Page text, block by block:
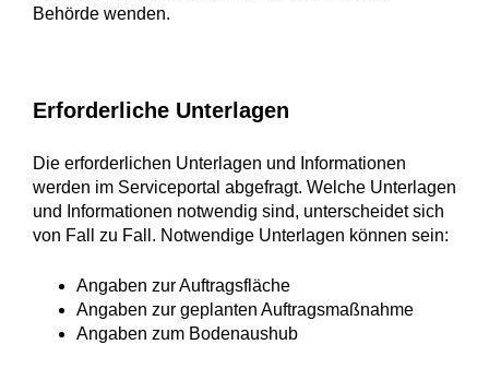
Behörde wenden.
Erforderliche Unterlagen
Die erforderlichen Unterlagen und Informationen
werden im Serviceportal abgefragt. Welche Unterlagen
und Informationen notwendig sind, unterscheidet sich
von Fall zu Fall. Notwendige Unterlagen können sein:
Angaben zur Auftragsfläche
Angaben zur geplanten Auftragsmaßnahme
Angaben zum Bodenaushub